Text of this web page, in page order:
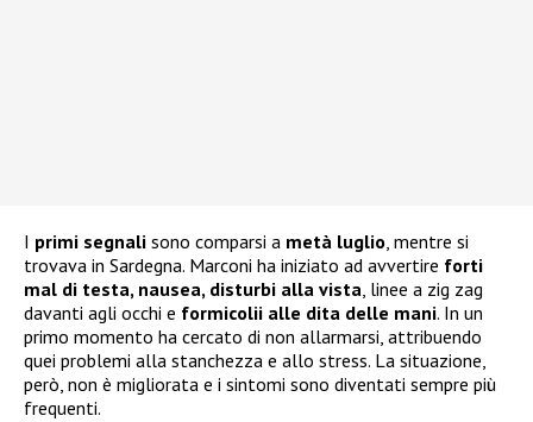
I primi segnali sono comparsi a metà luglio, mentre si
trovava in Sardegna. Marconi ha iniziato ad avvertire forti
mal di testa, nausea, disturbi alla vista, linee a zig zag
davanti agli occhi e formicolii alle dita delle mani. In un
primo momento ha cercato di non allarmarsi, attribuendo
quei problemi alla stanchezza e allo stress. La situazione,
però, non è migliorata e i sintomi sono diventati sempre più
frequenti.